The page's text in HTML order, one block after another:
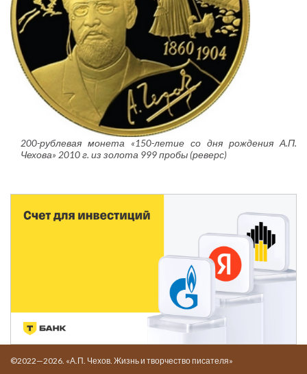
200-рублевая монета «150-летие со дня рождения А.П.
Чехова» 2010 г. из золота 999 пробы (реверс)
©2022—2026. «А.П. Чехов. Жизнь и творчество писателя»